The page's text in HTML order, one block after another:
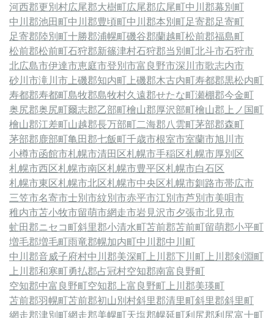
河西郡更別村広尾郡大樹町広尾郡広尾町中川郡幕別町
中川郡池田町中川郡豊頃町中川郡本別町足寄郡足寄町
足寄郡陸別町十勝郡浦幌町磯谷郡蘭越町松前郡福島町
松前郡松前町石狩郡新篠津村石狩郡当別町北斗市石狩市
北広島市伊達市恵庭市登別市富良野市深川市歌志内市
砂川市滝川市上磯郡知内町上磯郡木古内町寿都郡黒松内町
寿都郡寿都町島牧郡島牧村久遠郡せたな町瀬棚郡今金町
奥尻郡奥尻町爾志郡乙部町檜山郡厚沢部町檜山郡上ノ国町
檜山郡江差町山越郡長万部町二海郡八雲町茅部郡森町
茅部郡鹿部町亀田郡七飯町千歳市根室市室蘭市旭川市
小樽市函館市札幌市清田区札幌市手稲区札幌市厚別区
札幌市西区札幌市南区札幌市豊平区札幌市白石区
札幌市東区札幌市北区札幌市中央区札幌市釧路市帯広市
三笠市名寄市士別市紋別市赤平市江別市芦別市美唄市
稚内市苫小牧市留萌市網走市岩見沢市夕張市北見市
虻田郡ニセコ町斜里郡小清水町苫前郡苫前町留萌郡小平町
増毛郡増毛町雨竜郡幌加内町中川郡中川町
中川郡音威子府村中川郡美深町上川郡下川町上川郡剣淵町
上川郡和寒町勇払郡占冠村空知郡南富良野町
空知郡中富良野町空知郡上富良野町上川郡美瑛町
苫前郡羽幌町苫前郡初山別村斜里郡清里町斜里郡斜里町
網走郡津別町網走郡美幌町天塩郡幌延町利尻郡利尻富士町